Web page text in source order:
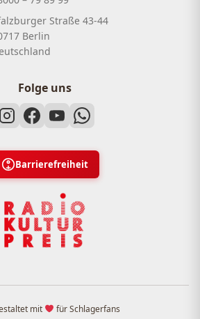
Straße 43-44
Berlin
Folge uns
Barrierefreiheit
mit für Schlagerfans